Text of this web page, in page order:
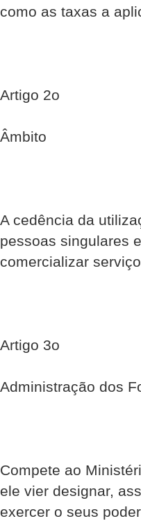
como as taxas a
Artigo 2o
Âmbito
A cedência da
pessoas singulares
comercializar
Artigo 3o
Administração dos
Compete ao
ele vier designar,
exercer o seus